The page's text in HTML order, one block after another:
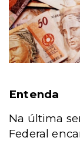
Entenda
Na última
Federal